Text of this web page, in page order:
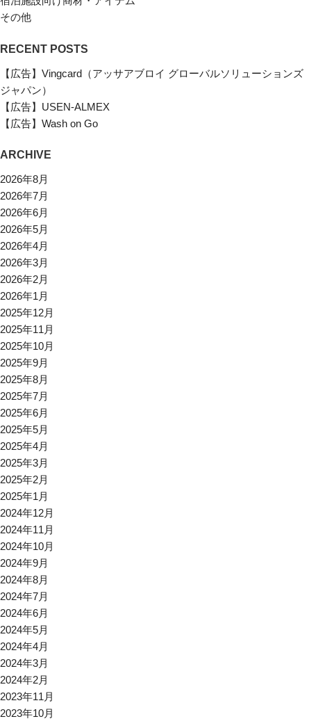
その他
RECENT POSTS
【広告】Vingcard（アッサアブロイ グローバルソリューションズ
ジャパン）
【広告】USEN-ALMEX
【広告】Wash on Go
ARCHIVE
2026年8月
2026年7月
2026年6月
2026年5月
2026年4月
2026年3月
2026年2月
2026年1月
2025年12月
2025年11月
2025年10月
2025年9月
2025年8月
2025年7月
2025年6月
2025年5月
2025年4月
2025年3月
2025年2月
2025年1月
2024年12月
2024年11月
2024年10月
2024年9月
2024年8月
2024年7月
2024年6月
2024年5月
2024年4月
2024年3月
2024年2月
2023年11月
2023年10月